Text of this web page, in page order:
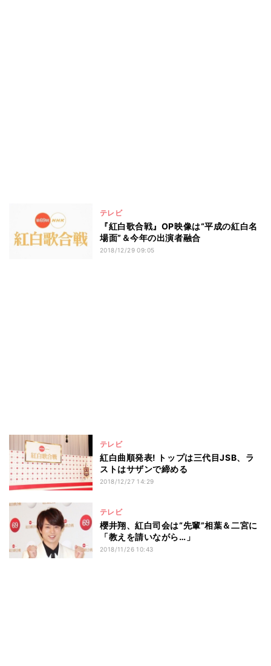
テレビ
『紅白歌合戦』OP映像は“平成の紅白名
場面”＆今年の出演者融合
2018/12/29 09:05
テレビ
紅白曲順発表! トップは三代目JSB、ラ
ストはサザンで締める
2018/12/27 14:29
テレビ
櫻井翔、紅白司会は“先輩”相葉＆二宮に
「教えを請いながら…」
2018/11/26 10:43